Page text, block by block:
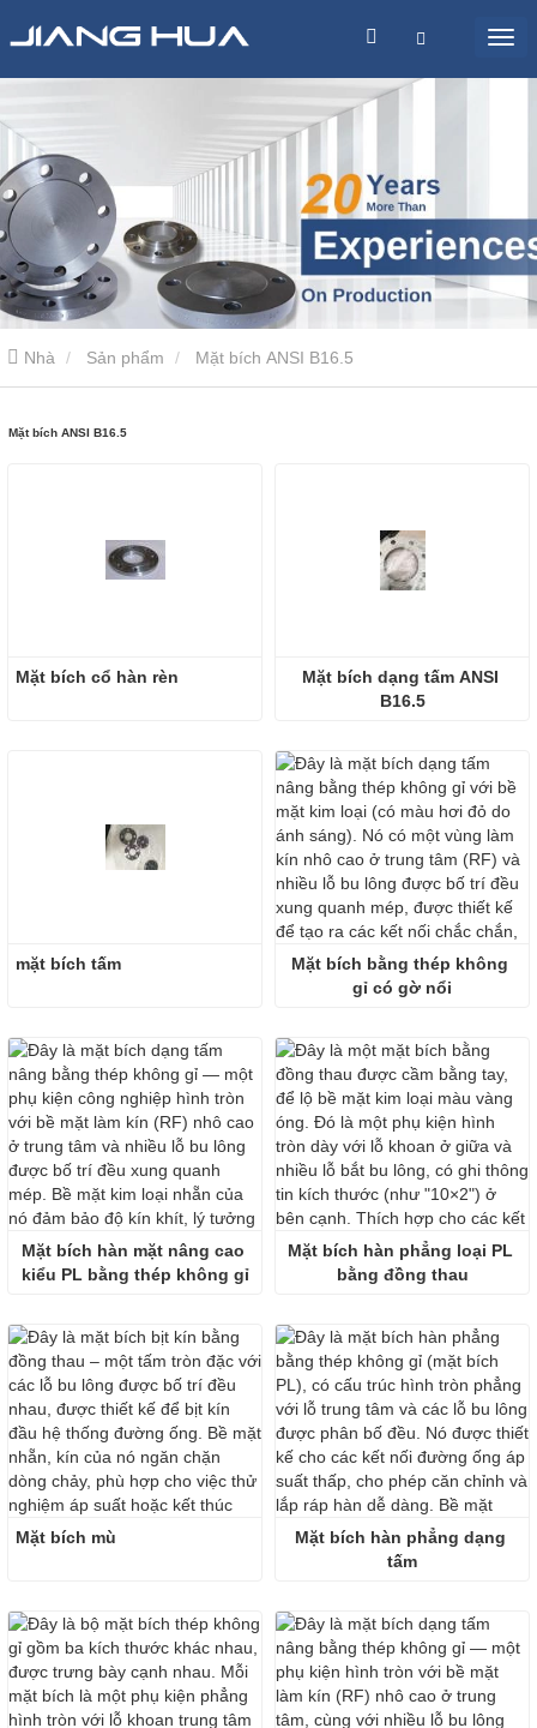
Nhà Sản phẩm Mặt bích ANSI B16.5
Mặt bích ANSI B16.5
Mặt bích cổ hàn rèn
Mặt bích dạng tấm ANSI
B16.5
mặt bích tấm
Mặt bích bằng thép không
gỉ có gờ nổi
Mặt bích hàn mặt nâng cao
kiểu PL bằng thép không gỉ
Mặt bích hàn phẳng loại PL
bằng đồng thau
Mặt bích mù
Mặt bích hàn phẳng dạng
tấm